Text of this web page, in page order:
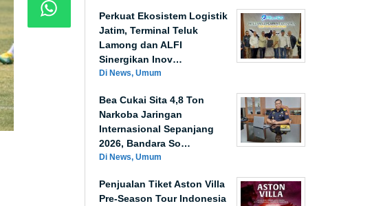
Perkuat Ekosistem Logistik
Jatim, Terminal Teluk
Lamong dan ALFI
Sinergikan Inov…
Di News, Umum
Bea Cukai Sita 4,8 Ton
Narkoba Jaringan
Internasional Sepanjang
2026, Bandara So…
Di News, Umum
Penjualan Tiket Aston Villa
Pre-Season Tour Indonesia